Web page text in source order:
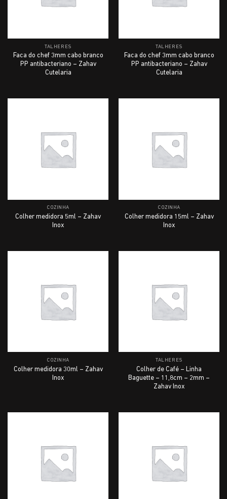
TALHERES
Faca do chef 3mm cabo branco
PP antibacteriano – Zahav
Cutelaria
TALHERES
Faca do chef 3mm cabo branco
PP antibacteriano – Zahav
Cutelaria
COZINHA
Colher medidora 5ml – Zahav
Inox
COZINHA
Colher medidora 15ml – Zahav
Inox
COZINHA
Colher medidora 30ml – Zahav
Inox
TALHERES
Colher de Café – Linha
Baguette – 11,8cm – 2mm –
Zahav Inox